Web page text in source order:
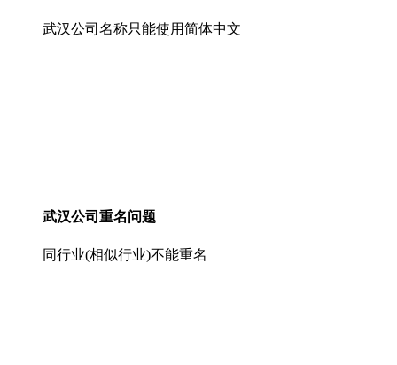
武汉公司名称只能使用简体中文
武汉公司重名问题
同行业(相似行业)不能重名